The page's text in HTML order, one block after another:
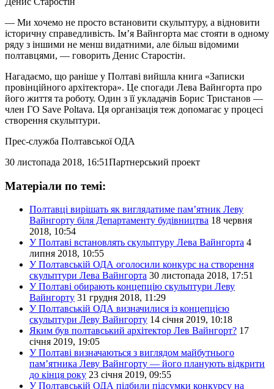
— Ми хочемо не просто встановити скульптуру, а відновити
історичну справедливість. Ім’я Вайнгорта має стояти в одному
ряду з іншими не менш видатними, але більш відомими
полтавцями, — говорить Денис Старостін.
Нагадаємо, що раніше у Полтаві вийшла книга «Записки
провінційного архітектора». Це спогади Лева Вайнгорта про
його життя та роботу. Один з її укладачів Борис Тристанов —
член ГО Save Poltava. Ця організація теж допомагає у процесі
створення скульптури.
Прес-служба Полтавської ОДА
30 листопада 2018, 16:51Партнерський проект
Матеріали по темі:
Полтавці вирішать як виглядатиме пам’ятник Леву
Вайнгорту біля Департаменту будівництва 18 червня
2018, 10:54
У Полтаві встановлять скульптуру Лева Вайнгорта 4
липня 2018, 10:55
У Полтавській ОДА оголосили конкурс на створення
скульптури Лева Вайнгорта 30 листопада 2018, 17:51
У Полтаві обирають концепцію скульптури Леву
Вайнгорту 31 грудня 2018, 11:29
У Полтавській ОДА визначилися із концепцією
скульптури Леву Вайнгорту 14 січня 2019, 10:18
Яким був полтавський архітектор Лев Вайнгорт? 17
січня 2019, 19:05
У Полтаві визначаються з виглядом майбутнього
пам’ятника Леву Вайнгорту — його планують відкрити
до кінця року 23 січня 2019, 09:55
У Полтавській ОДА підбили підсумки конкурсу на